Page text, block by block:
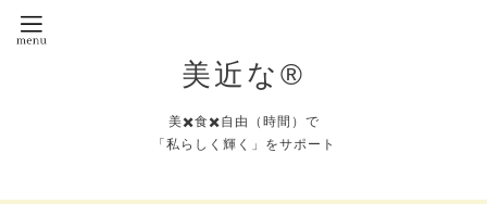
美近な®︎
美✖️食✖️自由（時間）で
「私らしく輝く」をサポート